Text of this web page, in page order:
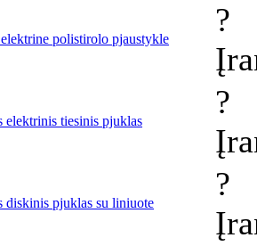
polistirolo pjaustykle
?
elektrinis tiesinis pjuklas
?
diskinis pjuklas su liniuote
?